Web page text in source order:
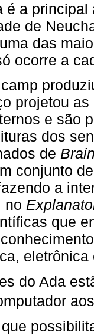
é a
de
das
ocorre a
projetou
e são
dos
de
conjunto
a
no
que
eletrônica
do Ada